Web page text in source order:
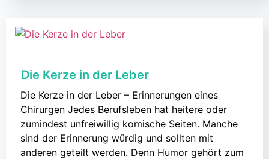
Die Kerze in der Leber
Die Kerze in der Leber – Erinnerungen eines
Chirurgen Jedes Berufsleben hat heitere oder
zumindest unfreiwillig komische Seiten. Manche
sind der Erinnerung würdig und sollten mit
anderen geteilt werden. Denn Humor gehört zum